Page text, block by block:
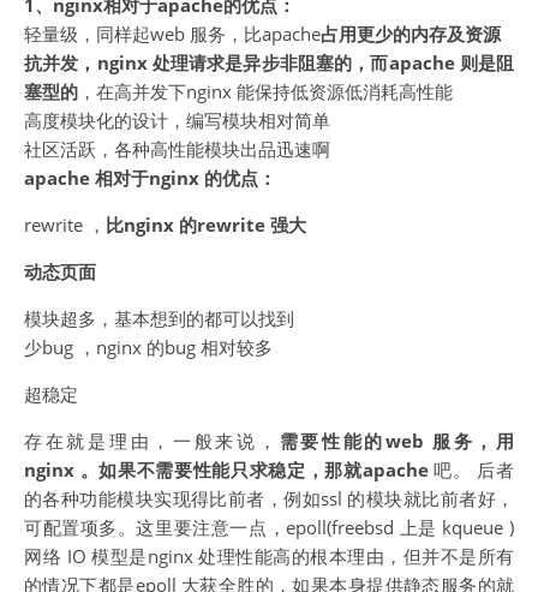
1、nginx相对于apache的优点：
轻量级，同样起web 服务，比apache占用更少的内存及资源
抗并发，nginx 处理请求是异步非阻塞的，而apache 则是阻
塞型的 ，在高并发下nginx 能保持低资源低消耗高性能
高度模块化的设计，编写模块相对简单
社区活跃，各种高性能模块出品迅速啊
apache 相对于nginx 的优点：
rewrite ， 比nginx 的rewrite 强大
动态页面
模块超多，基本想到的都可以找到
少bug ，nginx 的bug 相对较多
超稳定
存在就是理由，一般来说， 需要性能的web 服务，用
nginx 。如果不需要性能只求稳定，那就apache吧。 后者
的各种功能模块实现得比前者，例如ssl 的模块就比前者好，
可配置项多。这里要注意一点，epoll(freebsd 上是 kqueue )
网络 IO 模型是nginx 处理性能高的根本理由，但并不是所有
的情况下都是epoll 大获全胜的，如果本身提供静态服务的就